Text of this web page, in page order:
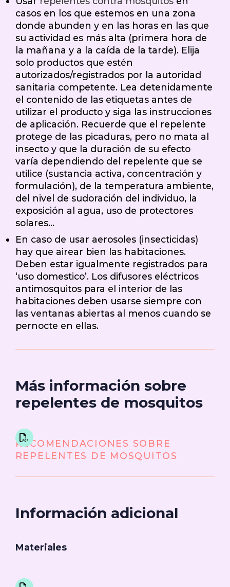
casos en los que estemos en una zona
donde abunden y en las horas en las que
su actividad es más alta (primera hora de
la mañana y a la caída de la tarde). Elija
solo productos que estén
autorizados/registrados por la autoridad
sanitaria competente. Lea detenidamente
el contenido de las etiquetas antes de
utilizar el producto y siga las instrucciones
de aplicación. Recuerde que el repelente
protege de las picaduras, pero no mata al
insecto y que la duración de su efecto
varía dependiendo del repelente que se
utilice (sustancia activa, concentración y
formulación), de la temperatura ambiente,
del nivel de sudoración del individuo, la
exposición al agua, uso de protectores
solares…
En caso de usar aerosoles (insecticidas)
hay que airear bien las habitaciones.
Deben estar igualmente registrados para
‘uso domestico’. Los difusores eléctricos
antimosquitos para el interior de las
habitaciones deben usarse siempre con
las ventanas abiertas al menos cuando se
pernocte en ellas.
Más información sobre
repelentes de mosquitos
RECOMENDACIONES SOBRE
REPELENTES DE MOSQUITOS
Información adicional
Materiales